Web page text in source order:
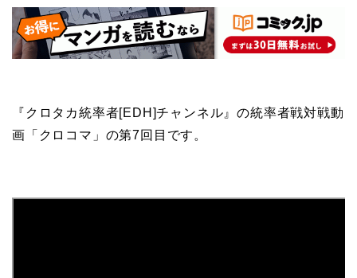
『クロタカ統率者[EDH]チャンネル』の統率者戦対戦動
画「クロコマ」の第7回目です。